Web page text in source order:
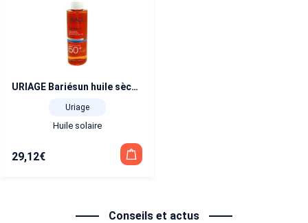
URIAGE Bariésun huile sèche sublimatrice SPF 50+ 200 ml
Uriage
Huile solaire
29,12€
Conseils et actus